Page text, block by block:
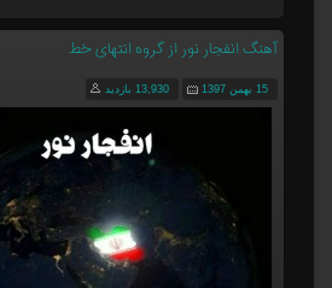
آهنگ انفجار نور از گروه انتهای خط
15 بهمن 1397 13,930 بازدید